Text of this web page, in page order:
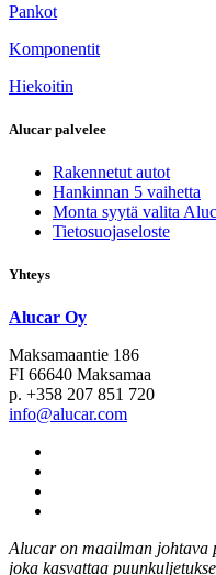
Pankot
Komponentit
Hiekoitin
Alucar palvelee
Rakennetut autot
Hankinnan 5 vaihetta
Monta syytä valita
Tietosuojaseloste
Yhteys
Alucar Oy
Maksamaantie 186
FI 66640 Maksamaa
p. +358 207 851 720
info@alucar.com
Alucar on maailman johtava
joka kasvattaa